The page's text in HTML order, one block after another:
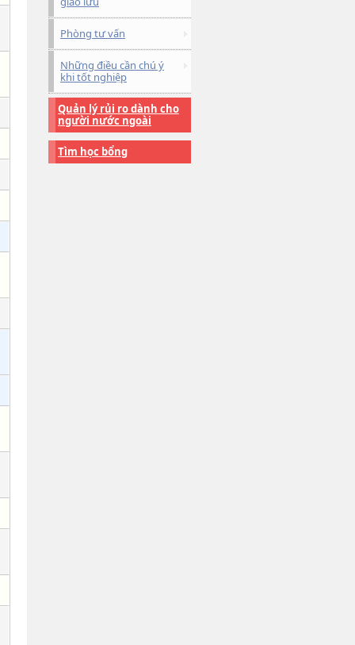
Phòng tư vấn
Những điều cần chú ý
khi tốt nghiệp
Quản lý rủi ro dành cho
người nước ngoài
Tìm học bổng